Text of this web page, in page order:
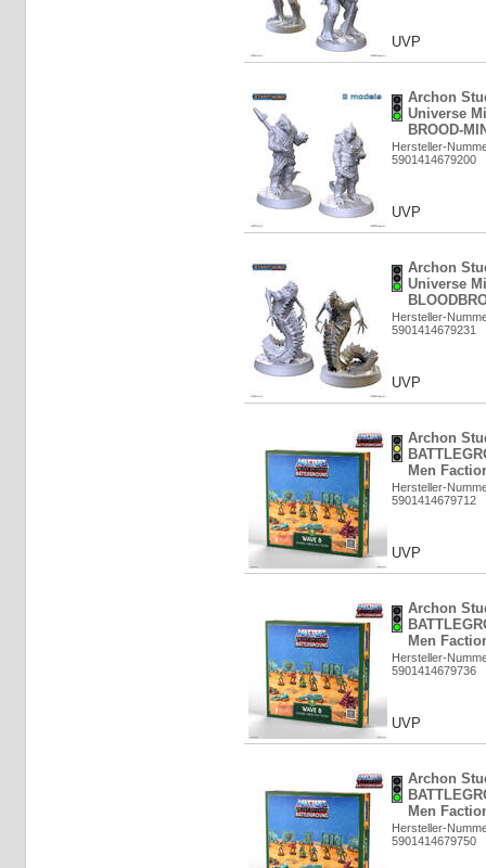
UVP
Archon
Universe
BROOD-
Hersteller-
5901414679200
UVP
Archon
Universe
Hersteller-
5901414679231
UVP
Archon
Men
Hersteller-
5901414679712
UVP
Archon
Men
Hersteller-
5901414679736
UVP
Archon
Men
Hersteller-
5901414679750